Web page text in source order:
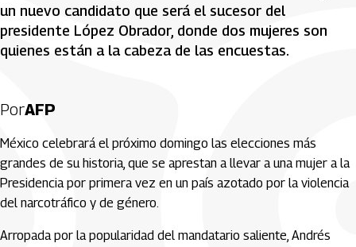
un nuevo candidato que será el sucesor del
presidente López Obrador, donde dos mujeres son
quienes están a la cabeza de las encuestas.
PorAFP
México celebrará el próximo domingo las elecciones más
grandes de su historia, que se aprestan a llevar a una mujer a la
Presidencia por primera vez en un país azotado por la violencia
del narcotráfico y de género.
Arropada por la popularidad del mandatario saliente, Andrés